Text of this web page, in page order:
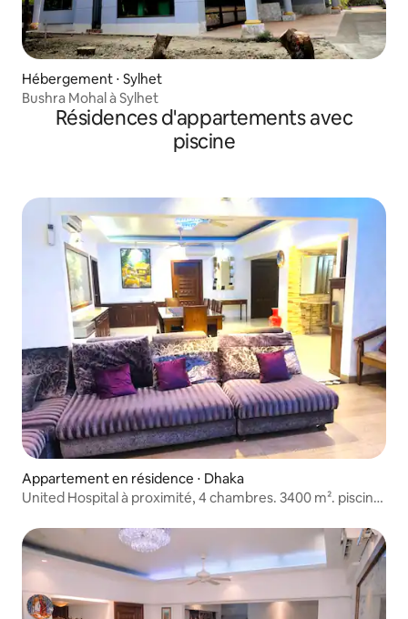
Hébergement ⋅ Sylhet
Bushra Mohal à Sylhet
Résidences d'appartements avec
piscine
Appartement en résidence ⋅ Dhaka
United Hospital à proximité, 4 chambres. 3400 m². piscine.